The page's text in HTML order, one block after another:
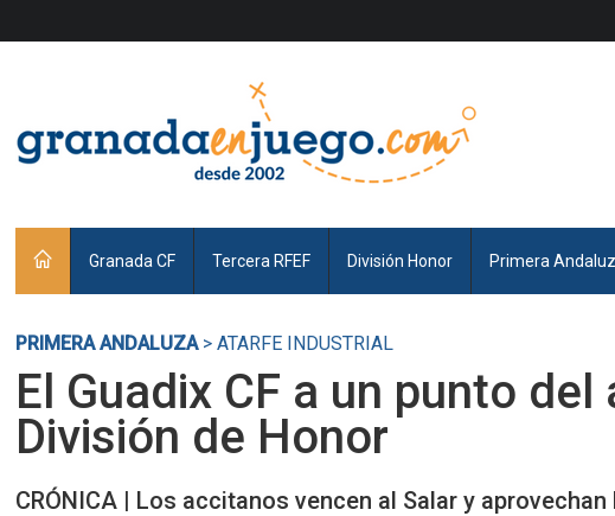
Granada CF Tercera RFEF División Honor Primera
PRIMERA ANDALUZA> ATARFE INDUSTRIAL
El Guadix CF a un punto del
División de Honor
CRÓNICA | Los accitanos vencen al Salar y